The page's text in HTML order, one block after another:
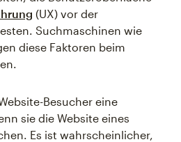
(UX) vor der
Suchmaschinen wie
diese Faktoren beim
Besucher eine
sie die Website eines
Es ist wahrscheinlicher,